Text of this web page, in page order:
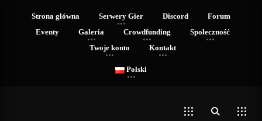
Strona główna Serwery Gier Discord
Forum
Eventy
Galeria Crowdfunding
Społeczność
Twoje konto
Kontakt
Polski